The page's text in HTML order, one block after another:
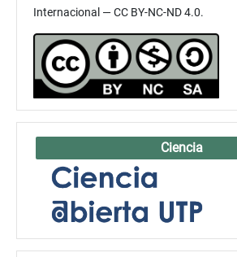
Internacional — CC BY-NC-ND 4.0.
Ciencia